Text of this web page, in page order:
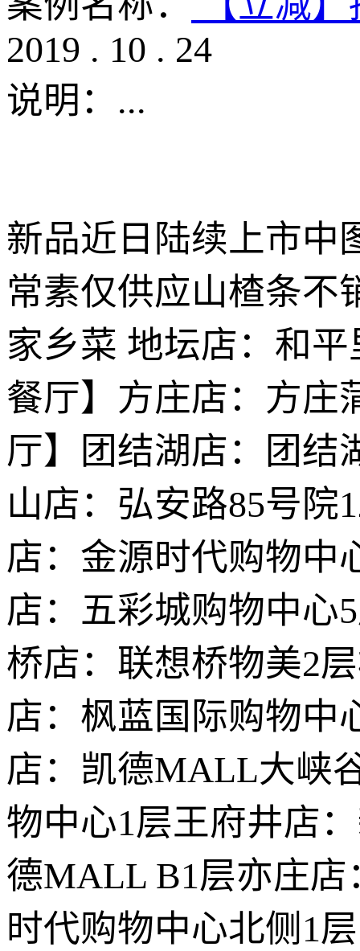
2019 . 10 . 24
说明： ...
新品近日陆续上市中
常素仅供应山楂条不
家乡菜 地坛店：和
餐厅】方庄店：方庄
厅】团结湖店：团结
山店：弘安路85号
店：金源时代购物中
店：五彩城购物中心
桥店：联想桥物美2
店：枫蓝国际购物中
店：凯德MALL大峡
物中心1层王府井店
德MALL B1层亦庄
时代购物中心北侧1